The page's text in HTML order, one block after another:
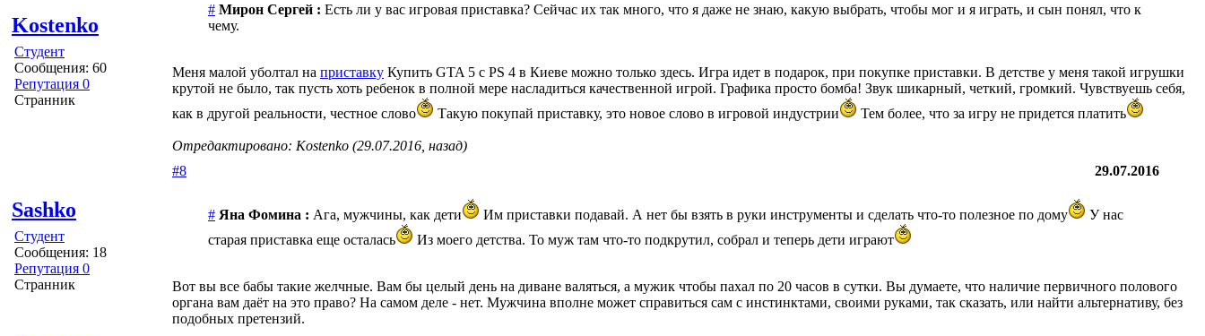
Kostenko
Студент
Сообщения: 60
Репутация 0
Странник
# Мирон Сергей : Есть ли у вас игровая приставка? Сейчас их так много, что я даже не знаю, какую выбрать, чтобы мог и я играть, и сын понял, что к
чему.
Меня малой уболтал на приставку Купить GTA 5 с PS 4 в Киеве можно только здесь. Игра идет в подарок, при покупке приставки. В детстве у меня такой игрушки
крутой не было, так пусть хоть ребенок в полной мере насладиться качественной игрой. Графика просто бомба! Звук шикарный, четкий, громкий. Чувствуешь себя,
как в другой реальности, честное слово
Такую покупай приставку, это новое слово в игровой индустрии Тем более, что за игру не придется платить
Отредактировано: Kostenko (29.07.2016, назад)
Sashko
Студент
Сообщения: 18
Репутация 0
Странник
#8 29.07.2016
# Яна Фомина : Ага, мужчины, как дети Им приставки подавай. А нет бы взять в руки инструменты и сделать что-то полезное по дому
У нас
старая приставка еще осталась
Из моего детства. То муж там что-то подкрутил, собрал и теперь дети играют
Вот вы все бабы такие желчные. Вам бы целый день на диване валяться, а мужик чтобы пахал по 20 часов в сутки. Вы думаете, что наличие первичного полового
органа вам даёт на это право? На самом деле - нет. Мужчина вполне может справиться сам с инстинктами, своими руками, так сказать, или найти альтернативу, без
подобных претензий.